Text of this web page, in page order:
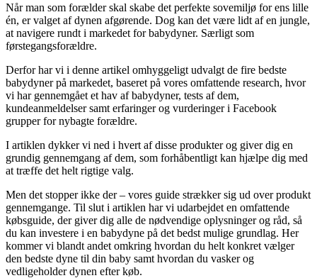
Når man som forælder skal skabe det perfekte sovemiljø for ens lille
én, er valget af dynen afgørende. Dog kan det være lidt af en jungle,
at navigere rundt i markedet for babydyner. Særligt som
førstegangsforældre.
Derfor har vi i denne artikel omhyggeligt udvalgt de fire bedste
babydyner på markedet, baseret på vores omfattende research, hvor
vi har gennemgået et hav af babydyner, tests af dem,
kundeanmeldelser samt erfaringer og vurderinger i Facebook
grupper for nybagte forældre.
I artiklen dykker vi ned i hvert af disse produkter og giver dig en
grundig gennemgang af dem, som forhåbentligt kan hjælpe dig med
at træffe det helt rigtige valg.
Men det stopper ikke der – vores guide strækker sig ud over produkt
gennemgange. Til slut i artiklen har vi udarbejdet en omfattende
købsguide, der giver dig alle de nødvendige oplysninger og råd, så
du kan investere i en babydyne på det bedst mulige grundlag. Her
kommer vi blandt andet omkring hvordan du helt konkret vælger
den bedste dyne til din baby samt hvordan du vasker og
vedligeholder dynen efter køb.